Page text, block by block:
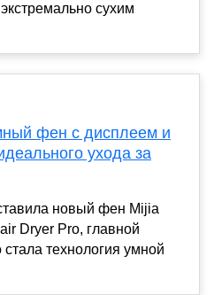
сухим
фен с дисплеем и
ухода за
новый фен Mijia
Dryer Pro, главной
технология умной